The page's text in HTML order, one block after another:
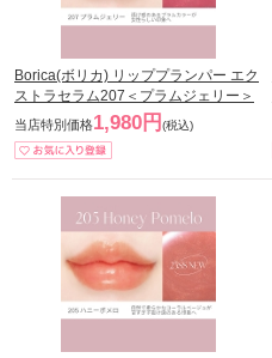
Borica(ボリカ) リッププランパー エク
ストラセラム207＜プラムジェリー＞
当店特別価格1,980円 (税込)